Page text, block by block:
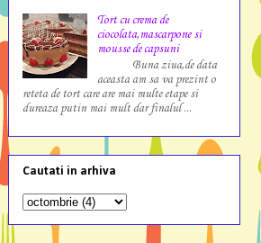
Tort cu crema de
ciocolata,mascarpone si
mousse de capsuni
Buna ziua,de data
aceasta am sa va prezint o
reteta de tort care are mai multe etape si
dureaza putin mai mult dar finalul ...
Cautati in arhiva